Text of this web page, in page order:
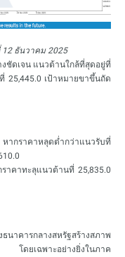
12 ธันวาคม 2025
งชัดเจน แนวต้านใกล้ที่สุดอยู่ที่
25,445.0 เป้าหมายขาขึ้นถัด
ากราคาหลุดต่ำกว่าแนวรับที่
าคาทะลุแนวต้านที่ 25,835.0
คารกลางสหรัฐสร้างสภาพ
ดยเฉพาะอย่างยิ่งในภาค